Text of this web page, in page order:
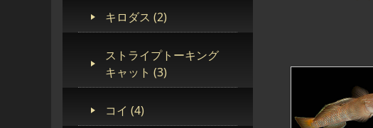
キロダス (2)
ストライプトーキング
キャット (3)
コイ (4)